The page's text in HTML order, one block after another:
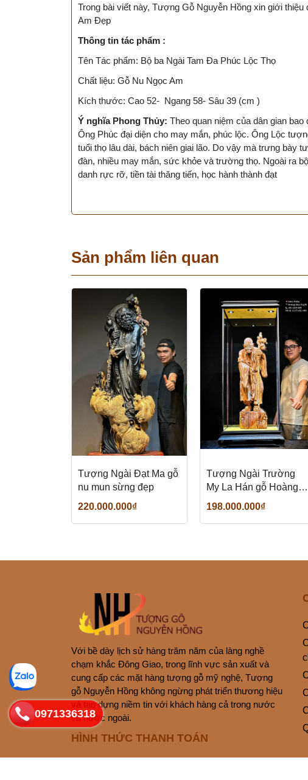
Trong bài viết này, Tượng Gỗ Nguyễn Hồng xin giới
Am Đẹp
Thông tin tác phẩm :
Tên Tác phẩm: Bộ ba Ngài Tam Đa Phúc Lộc Thọ
Chất liệu: Gỗ Nu Ngọc Am
Kích thước: Cao 52- Ngang 58- Sâu 39 (cm )
Ý nghĩa Phong Thủy: Theo quan niệm của dân gian
Ông Phúc đại diện cho may mắn, phúc lộc. Ông Lộc
tuổi thọ lâu dài, bách niên giai lão. Do vậy mà trưng bày
đàn, nhiều may mắn, sức khỏe và trường thọ. Ngoài ra
danh rực rỡ, tiền tài thăng tiến, học hành thành đạt
Sản phẩm liên quan
Tượng Ngài Đạt Ma gỗ
nu mun sừng đẹp
220.000.000₫
Tượng Ngài Trường
My La Hán gỗ Hoàng
Đàn đẹp
198.000.000₫
Với bề dày lịch sử hàng trăm năm của làng nghề
chạm khắc Đông Giao, trong lĩnh vực sản xuất và
cung cấp các mặt hàng tượng gỗ mỹ nghệ, Tượng
gỗ Nguyễn Hồng không ngừng phát triển thương hiệu
và tạo dựng niềm tin với khách hàng cả trong nước
và nước ngoài.
HÌNH THỨC THANH TOÁN
0971336318